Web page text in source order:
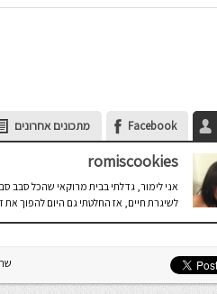
Facebook מתכונים אחרונים
romiscookies
אני לימור, גדלתי בבית מרוקאי שהכל סבב
לשיגרת חיים, אז החלטתי גם היום להפוך את